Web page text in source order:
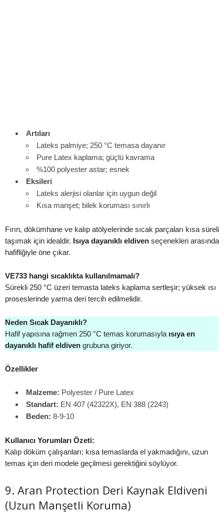
Artıları
Lateks palmiye; 250 °C temasa dayanır
Pure Latex kaplama; güçlü kavrama
%100 polyester astar; esnek
Eksileri
Lateks alerjisi olanlar için uygun değil
Kısa manşet; bilek koruması sınırlı
Fırın, dökümhane ve kalıp atölyelerinde sıcak parçaları kısa süreli
taşımak için idealdir. Isıya dayanıklı eldiven seçenekleri arasında
hafifliğiyle öne çıkar.
VE733 hangi sıcaklıkta kullanılmamalı?
Sürekli 250 °C üzeri temasta lateks kaplama sertleşir; yüksek ısı
proseslerinde yarma deri tercih edilmelidir.
Neden Sıcak Dayanıklı?
Hafif yapısına rağmen 250 °C temas korumasıyla ısıya en
dayanıklı hafif eldiven grubuna giriyor.
Özellikler
Malzeme: Polyester / Pure Latex
Standart: EN 407 (42322X), EN 388 (2243)
Beden: 8-9-10
Kullanıcı Yorumları Özeti:
Kalıp döküm çalışanları; kısa temaslarda el yakmadığını, uzun
temas için deri modele geçilmesi gerektiğini söylüyor.
9. Aran Protection Deri Kaynak Eldiveni
(Uzun Manşetli Koruma)